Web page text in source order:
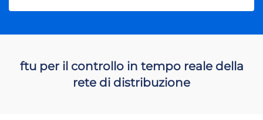
ftu per il controllo in tempo reale della
rete di distribuzione